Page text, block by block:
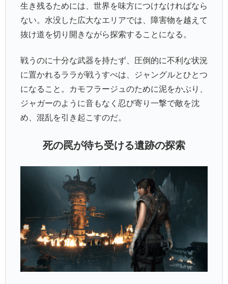
生き残るためには、世界を味方につけなければなら
ない。水没した広大なエリアでは、障害物を越えて
抜け道を切り開きながら探索することになる。
戦うのに十分な武器を持たず、圧倒的に不利な状況
に置かれるララが戦うすべは、ジャングルとひとつ
になること。カモフラージュのために泥をかぶり、
ジャガーのように音もなく忍び寄り一撃で敵を沈
め、混乱を引き起こすのだ。
死の罠が待ち受ける遺跡の探索